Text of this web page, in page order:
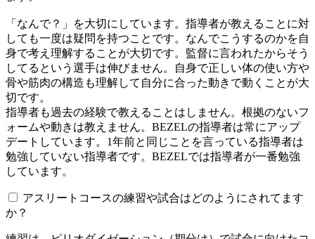
「なんで？」を大切にしています。指導者が教えることに対
しても一度は疑問を持つことです。なんでこうするのかを自
身で考え理解することが大切です。監督に言われたからそう
してるという選手は伸びません。自身で正しい体の使い方や
骨や筋肉の構造も理解して自分に合った動きで動くことが大
切です。
指導者も過去の経験で教えることはしません。根拠のないフ
ォームや動きは教えません。BEZELの指導者は常にアップ
デートしています。1年前と同じことを言っている指導者は
勉強していない指導者です。BEZELでは指導者が一番勉強
しています。
アスリートコースの練習や試合はどのようにされてます
か？